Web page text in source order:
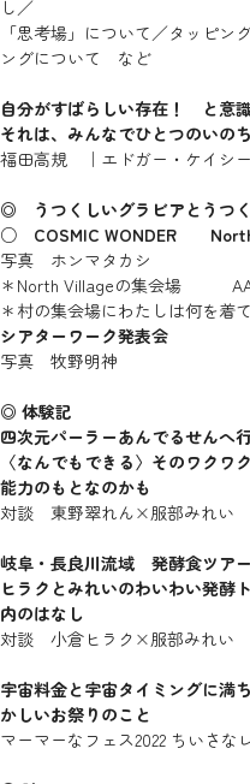
し／
「思考場」について／タッピ
ングについて など
自分がすばらしい存在！ と意
それは、みんなでひとつのいの
福田高規 ｜エドガー・ケイシ
◎ うつくしいグラビアとうつ
○ COSMIC WONDER
写真 ホンマタカシ
＊North Villageの集会場
＊村の集会場にわたしは何を
シアターワーク発表会
写真 牧野明神
◎ 体験記
四次元パーラーあんでるせんへ
〈なんでもできる〉そのワク
能力のもとなのかも
対談 東野翠れん×服部みれい
岐阜・長良川流域 発酵食ツア
ヒラクとみれいのわいわい発
内のはなし
対談 小倉ヒラク×服部みれい
宇宙料金と宇宙タイミングに
かしいお祭りのこと
マーマーなフェス2022 ちいさな